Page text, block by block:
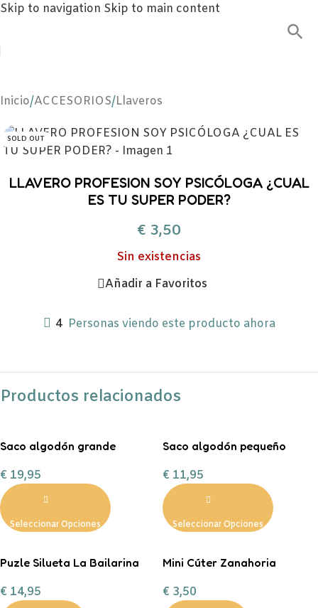
Skip to navigation Skip to main content
Inicio/ACCESORIOS/Llaveros
SOLD OUT
LLAVERO PROFESION SOY PSICÓLOGA ¿CUAL
ES TU SUPER PODER?
€ 3,50
Sin existencias
Añadir a Favoritos
4 Personas viendo este producto ahora
Productos relacionados
Saco algodón grande
Magos”
€ 19,95
Seleccionar Opciones
Saco algodón pequeño
Magos”
€ 11,95
Seleccionar Opciones
Puzle Silueta La Bailarina
€ 14,95
Mini Cúter Zanahoria
€ 3,50